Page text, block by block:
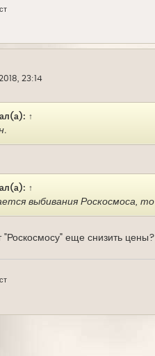
23:14
↑
↑
выбивания Роскосмоса,
"Роскосмосу" еще снизить